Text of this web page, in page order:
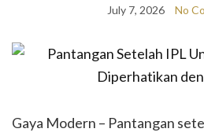
July 7, 2026 No
Gaya Modern – Pantangan